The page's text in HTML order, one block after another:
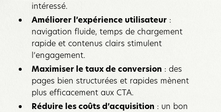
intéressé.
Améliorer l’expérience utilisateur :
navigation fluide, temps de chargement
rapide et contenus clairs stimulent
l’engagement.
Maximiser le taux de conversion : des
pages bien structurées et rapides mènent
plus efficacement aux CTA.
Réduire les coûts d’acquisition : un bon